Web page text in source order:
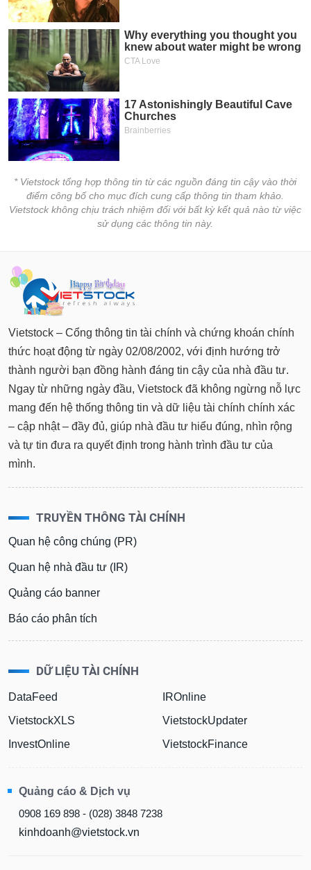
* Vietstock tổng hợp thông tin từ các nguồn đáng tin cậy vào thời
điểm công bố cho mục đích cung cấp thông tin tham khảo.
Vietstock không chịu trách nhiệm đối với bất kỳ kết quả nào từ việc
sử dụng các thông tin này.
Vietstock – Cổng thông tin tài chính và chứng khoán chính
thức hoạt động từ ngày 02/08/2002, với định hướng trở
thành người bạn đồng hành đáng tin cậy của nhà đầu tư.
Ngay từ những ngày đầu, Vietstock đã không ngừng nỗ lực
mang đến hệ thống thông tin và dữ liệu tài chính chính xác
– cập nhật – đầy đủ, giúp nhà đầu tư hiểu đúng, nhìn rộng
và tự tin đưa ra quyết định trong hành trình đầu tư của
mình.
TRUYỀN THÔNG TÀI CHÍNH
Quan hệ công chúng (PR)
Quan hệ nhà đầu tư (IR)
Quảng cáo banner
Báo cáo phân tích
DỮ LIỆU TÀI CHÍNH
DataFeed
VietstockXLS
InvestOnline
IROnline
VietstockUpdater
VietstockFinance
Quảng cáo & Dịch vụ
0908 169 898 - (028) 3848 7238
kinhdoanh@vietstock.vn